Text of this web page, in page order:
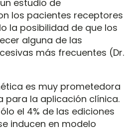
estudio de
los pacientes receptores
la posibilidad de que los
alguna de las
más frecuentes (Dr.
es muy prometedora
para la aplicación clínica.
el 4% de las ediciones
inducen en modelo